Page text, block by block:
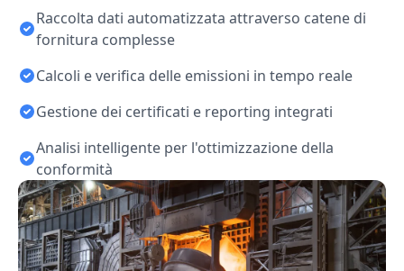
Raccolta dati automatizzata attraverso catene di
fornitura complesse
Calcoli e verifica delle emissioni in tempo reale
Gestione dei certificati e reporting integrati
Analisi intelligente per l'ottimizzazione della
conformità